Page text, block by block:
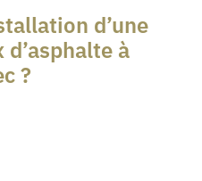
d’une
à
?